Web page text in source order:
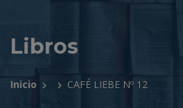
Libros
Inicio CAFÉ LIEBE Nº 12